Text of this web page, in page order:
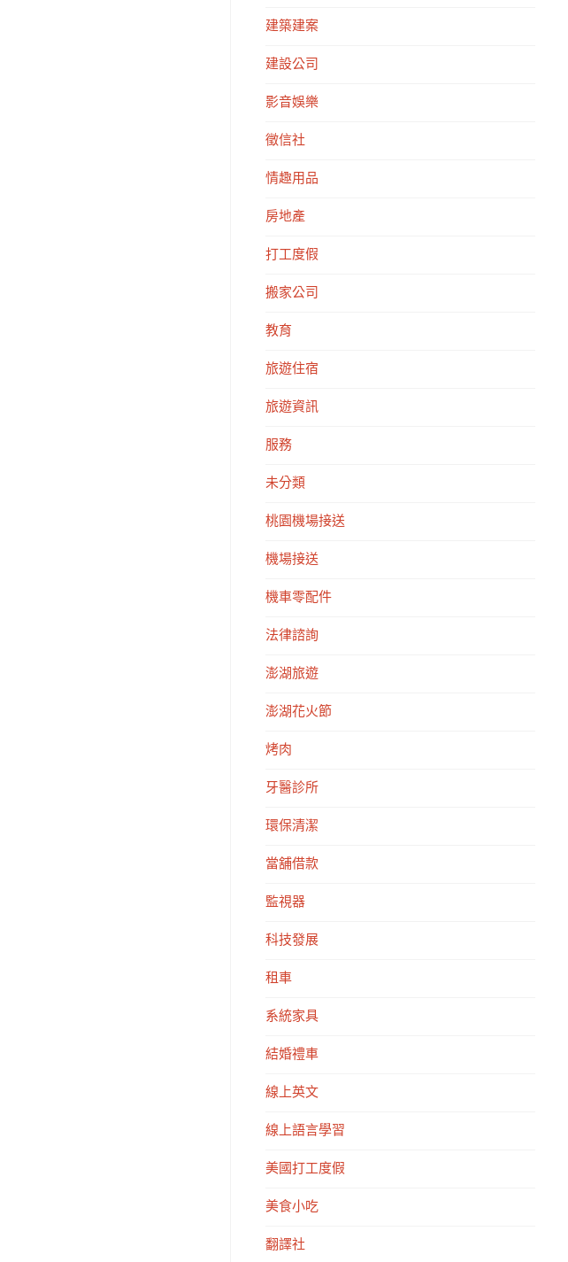
建築建案
建設公司
影音娛樂
徵信社
情趣用品
房地產
打工度假
搬家公司
教育
旅遊住宿
旅遊資訊
服務
未分類
桃園機場接送
機場接送
機車零配件
法律諮詢
澎湖旅遊
澎湖花火節
烤肉
牙醫診所
環保清潔
當舖借款
監視器
科技發展
租車
系統家具
結婚禮車
線上英文
線上語言學習
美國打工度假
美食小吃
翻譯社